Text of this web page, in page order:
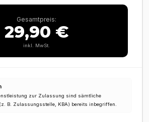
Gesamtpreis:
29,90 €
inkl. MwSt.
zur Zulassung sind sämtliche
B. Zulassungsstelle, KBA) bereits inbegriffen.